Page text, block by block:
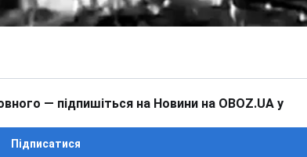
— підпишіться на Новини на OBOZ.UA у
Підписатися